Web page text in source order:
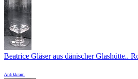
Beatrice Gläser aus dänischer Glashütte..
Antikkram